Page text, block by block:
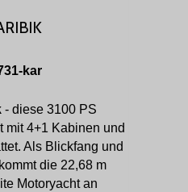
kar
- diese 3100 PS
mit 4+1 Kabinen und
Als Blickfang und
die 22,68 m
Motoryacht an